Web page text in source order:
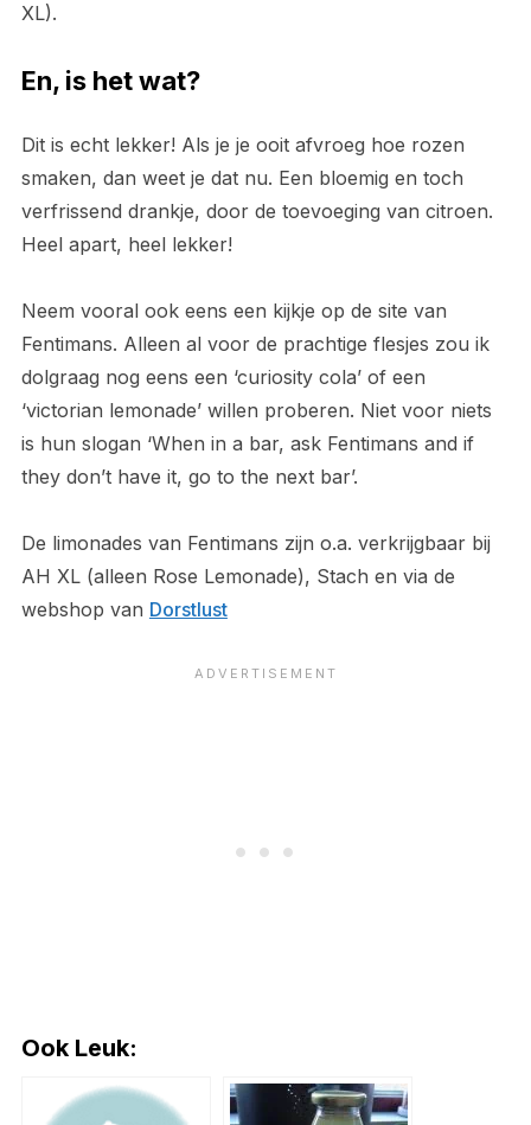
XL).
En, is het wat?
Dit is echt lekker! Als je je ooit afvroeg hoe rozen
smaken, dan weet je dat nu. Een bloemig en toch
verfrissend drankje, door de toevoeging van citroen.
Heel apart, heel lekker!
Neem vooral ook eens een kijkje op de site van
Fentimans. Alleen al voor de prachtige flesjes zou ik
dolgraag nog eens een ‘curiosity cola’ of een
‘victorian lemonade’ willen proberen. Niet voor niets
is hun slogan ‘When in a bar, ask Fentimans and if
they don’t have it, go to the next bar’.
De limonades van Fentimans zijn o.a. verkrijgbaar bij
AH XL (alleen Rose Lemonade), Stach en via de
webshop van Dorstlust
Ook Leuk: